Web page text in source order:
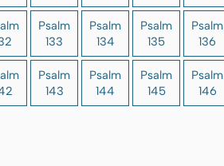
Psalm
133
Psalm
134
Psalm
135
Psalm
136
Psalm
143
Psalm
144
Psalm
145
Psalm
146